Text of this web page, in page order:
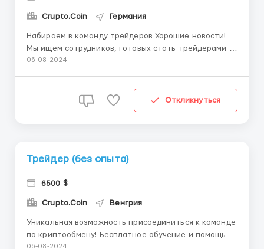
Crupto.Coin Германия
Набираем в команду трейдеров Хорошие новости!
Мы ищем сотрудников, готовых стать трейдерами с
нуля, и у нас есть возможность для вас! Не
основы торговли и развить необходимые навыки для
06-08-2024
Откликнуться
Трейдер (без опыта)
6500 $
Crupto.Coin Венгрия
Уникальная возможность присоединиться к команде
по криптообмену! Бесплатное обучение и помощь в
старте Наличие телефона или компьютера для
06-08-2024